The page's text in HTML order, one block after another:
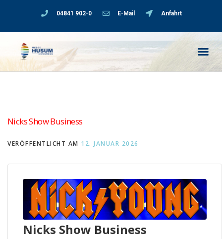
04841 902-0 E-Mail Anfahrt
Nicks Show Business
VERÖFFENTLICHT AM 12. JANUAR 2026
Nicks Show Business